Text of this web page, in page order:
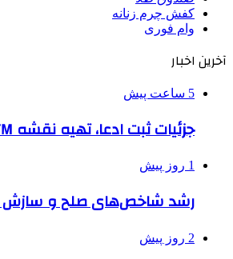
کفش چرم زنانه
وام فوری
آخرین اخبار
5 ساعت پیش
جزئیات ثبت ادعا، تهیه نقشه UTM و ارائه مادر سند اعلام شد
1 روز پیش
رشد شاخص‌های صلح و سازش
2 روز پیش